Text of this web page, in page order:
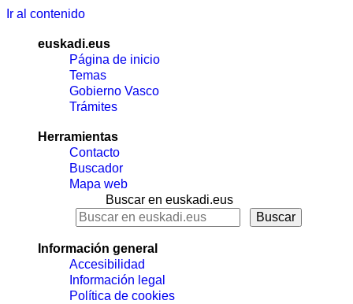
Ir al contenido
euskadi.eus
Página de inicio
Temas
Gobierno Vasco
Trámites
Herramientas
Contacto
Buscador
Mapa web
Buscar en euskadi.eus
Información general
Accesibilidad
Información legal
Política de cookies